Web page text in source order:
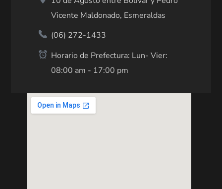
Vicente Maldonado, Esmeraldas
(06) 272-1433
Horario de Prefectura: Lun- Vier:
08:00 am - 17:00 pm